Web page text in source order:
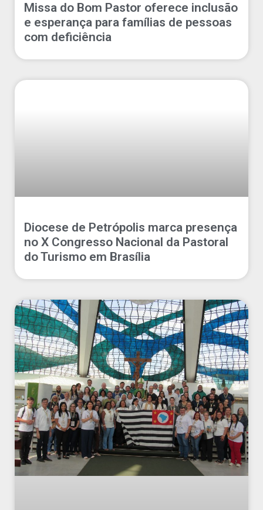
Missa do Bom Pastor oferece inclusão
e esperança para famílias de pessoas
com deficiência
Diocese de Petrópolis marca presença
no X Congresso Nacional da Pastoral
do Turismo em Brasília